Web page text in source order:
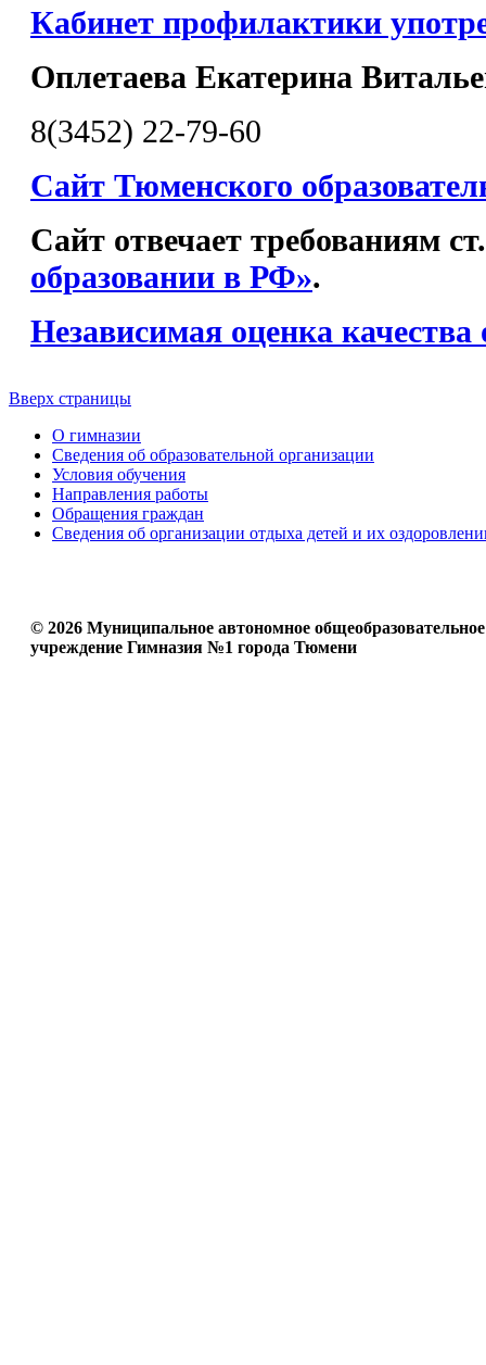
Кабинет профилактики
Оплетаева Екатерина
8(3452) 22-79-60
Сайт Тюменского
Сайт отвечает требованиям
образовании в РФ».
Независимая оценка качества
Вверх страницы
О гимназии
Сведения об образовательной организации
Условия обучения
Направления работы
Обращения граждан
Сведения об организации отдыха детей и их
© 2026 Муниципальное автономное общеобразовательное
учреждение Гимназия №1 города Тюмени